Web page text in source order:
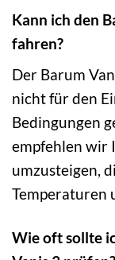
Kann ich den
fahren?
Der Barum
nicht für den
Bedingungen
empfehlen wir
umzusteigen,
Temperaturen
Wie oft sollte